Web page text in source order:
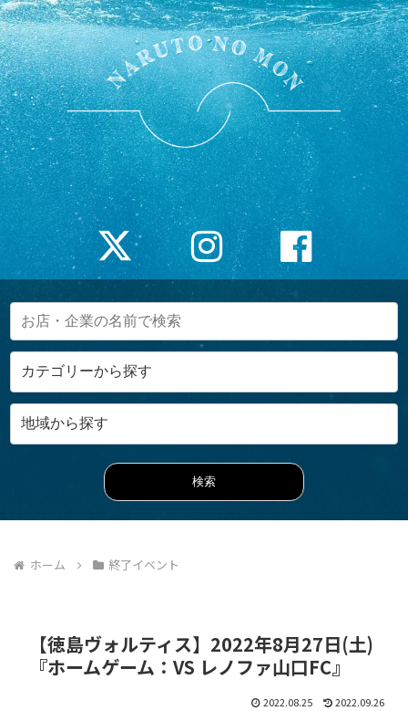
ホーム 終了イベント
【徳島ヴォルティス】2022年8月27日(土)
『ホームゲーム：VS レノファ山口FC』
2022.08.25 2022.09.26